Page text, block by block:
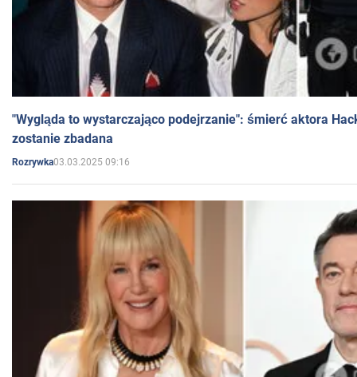
"Wygląda to wystarczająco podejrzanie": śmierć aktora
zostanie zbadana
Rozrywka03.03.2025 09:16